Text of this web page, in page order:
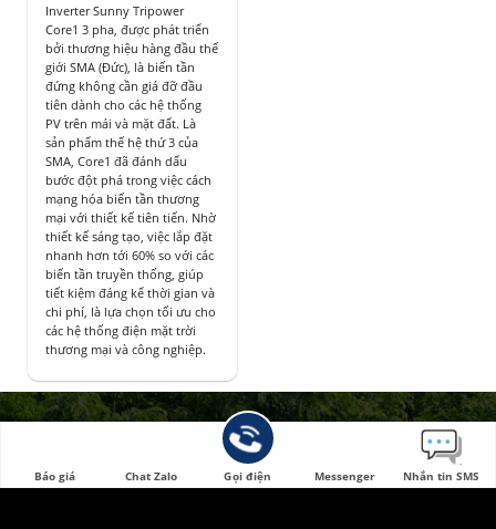
Inverter Sunny Tripower
Core1 3 pha, được phát triển
bởi thương hiệu hàng đầu thế
giới SMA (Đức), là biến tần
đứng không cần giá đỡ đầu
tiên dành cho các hệ thống
PV trên mái và mặt đất. Là
sản phẩm thế hệ thứ 3 của
SMA, Core1 đã đánh dấu
bước đột phá trong việc cách
mạng hóa biến tần thương
mại với thiết kế tiên tiến. Nhờ
thiết kế sáng tạo, việc lắp đặt
nhanh hơn tới 60% so với các
biến tần truyền thống, giúp
tiết kiệm đáng kể thời gian và
chi phí, là lựa chọn tối ưu cho
các hệ thống điện mặt trời
thương mại và công nghiệp.
Báo giá Chat Zalo Gọi điện Messenger Nhắn tin SMS